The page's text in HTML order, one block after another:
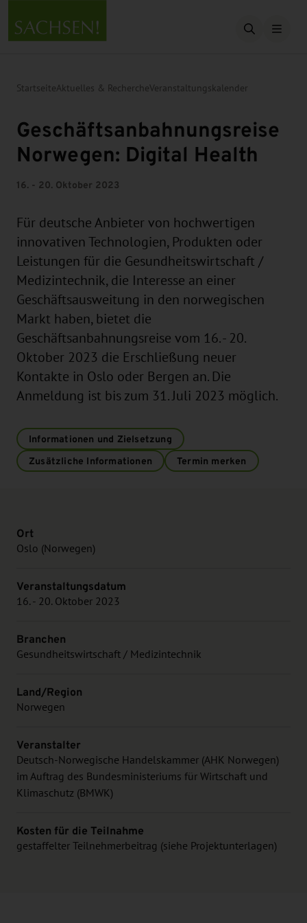
Suche
StartseiteAktuelles & RechercheVeranstaltungskalender
Geschäftsanbahnungsreise
Norwegen: Digital Health
16. - 20. Oktober 2023
Für deutsche Anbieter von hochwertigen
innovativen Technologien, Produkten oder
Leistungen für die Gesundheitswirtschaft /
Medizintechnik, die Interesse an einer
Geschäftsausweitung in den norwegischen
Markt haben, bietet die
Geschäftsanbahnungsreise vom 16. - 20.
Oktober 2023 die Erschließung neuer
Kontakte in Oslo oder Bergen an. Die
Anmeldung ist bis zum 31. Juli 2023 möglich.
Informationen und Zielsetzung
Zusätzliche Informationen
Termin merken
Ort
Oslo (Norwegen)
Veranstaltungsdatum
16. - 20. Oktober 2023
Branchen
Gesundheitswirtschaft / Medizintechnik
Land/Region
Norwegen
Veranstalter
Deutsch-Norwegische Handelskammer (AHK Norwegen)
im Auftrag des Bundesministeriums für Wirtschaft und
Klimaschutz (BMWK)
Kosten für die Teilnahme
gestaffelter Teilnehmerbeitrag (siehe Projektunterlagen)